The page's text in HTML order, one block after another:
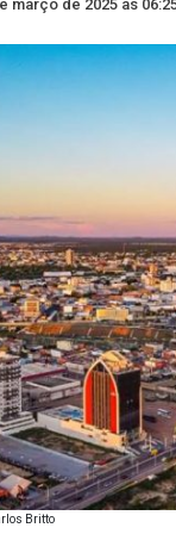
março de 2025 às
Britto